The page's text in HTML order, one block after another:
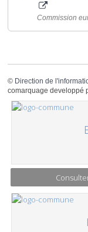
Commission
© Direction de
comarquage developpé